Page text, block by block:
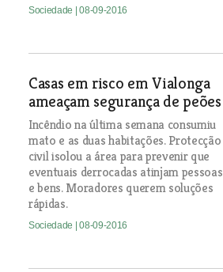
Sociedade | 08-09-2016
Casas em risco em Vialonga
ameaçam segurança de peões
Incêndio na última semana consumiu
mato e as duas habitações. Protecção
civil isolou a área para prevenir que
eventuais derrocadas atinjam pessoas
e bens. Moradores querem soluções
rápidas.
Sociedade | 08-09-2016